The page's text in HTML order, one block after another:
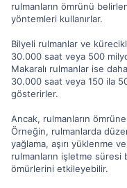
rulmanların ömrünü
yöntemleri kullanırlar.
Bilyeli rulmanlar ve
30.000 saat veya 500
Makaralı rulmanlar ise
30.000 saat veya 150 ila
gösterirler.
Ancak, rulmanların
Örneğin, rulmanlarda
yağlama, aşırı yüklenme
rulmanların işletme süresi
ömürlerini etkileyebilir.